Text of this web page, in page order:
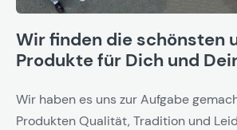
Wir finden die schönsten
Produkte für Dich und
Wir haben es uns zur Aufgabe
Produkten Qualität, Tradition und